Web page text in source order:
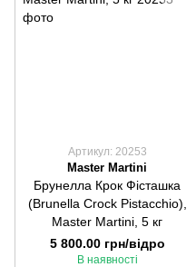
Артикул: 20253
Master Martini
Брунелла Крок Фісташка
(Brunella Crock Pistacchio),
Master Martini, 5 кг
5 800.00 грн/відро
В наявності